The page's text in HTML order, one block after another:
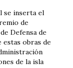
se inserta el
de
Defensa de
estas obras de
de la isla